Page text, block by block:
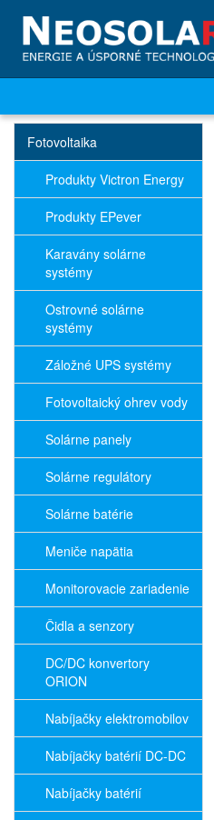
Fotovoltaika
Produkty Victron Energy
Produkty EPever
Karavány solárne
systémy
Ostrovné solárne
systémy
Záložné UPS systémy
Fotovoltaický ohrev vody
Solárne panely
Solárne regulátory
Solárne batérie
Meniče napätia
Monitorovacie zariadenie
Čidla a senzory
DC/DC konvertory
ORION
Nabíjačky elektromobilov
Nabíjačky batérií DC-DC
Nabíjačky batérií